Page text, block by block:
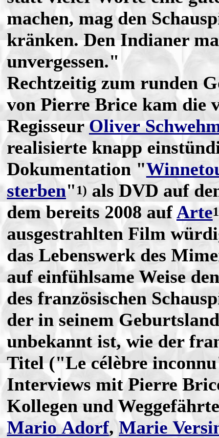
machen, mag den
kränken. Den Indianer
unvergessen."
Rechtzeitig zum runden
von Pierre Brice kam die
RegisseurOliver
realisierte knapp
Dokumentation "
sterben" 1) als DVD auf
dem bereits 2008 aufArte
ausgestrahlten Film
das Lebenswerk des
auf einfühlsame Weise
des französischen
der in seinem
unbekannt ist, wie der
Titel ("Le célèbre
Interviews mit Pierre
Kollegen und
Mario Adorf,Marie